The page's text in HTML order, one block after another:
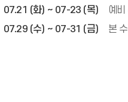
07.21 (화) ~ 07-23 (목)
예비
07.29 (수) ~ 07-31 (금)
본